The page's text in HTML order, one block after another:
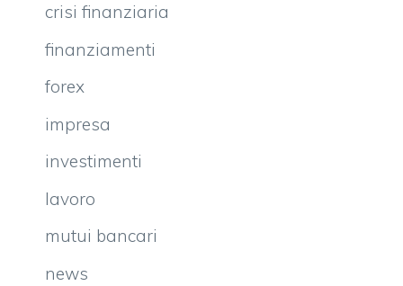
crisi finanziaria
finanziamenti
forex
impresa
investimenti
lavoro
mutui bancari
news